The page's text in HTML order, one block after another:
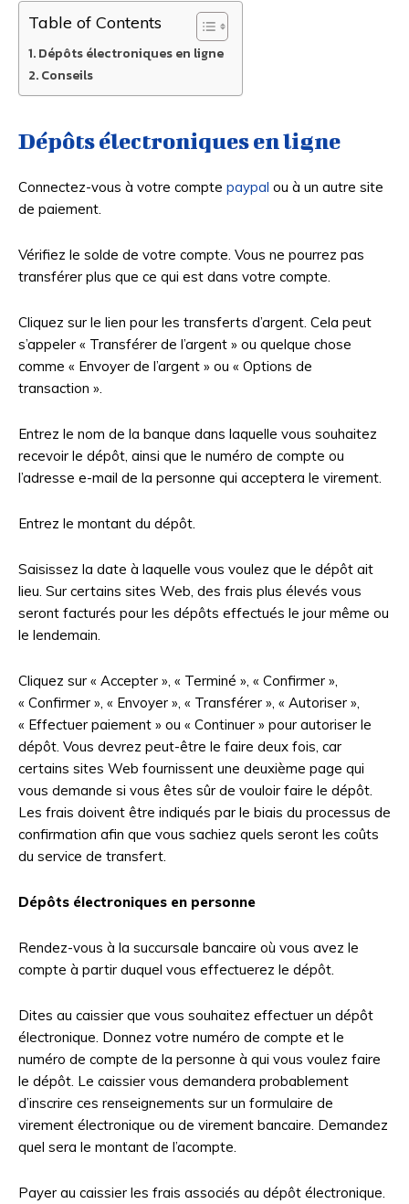
Table of Contents
Dépôts électroniques en ligne
Conseils
Dépôts électroniques en ligne
Connectez-vous à votre compte paypal ou à un autre site
de paiement.
Vérifiez le solde de votre compte. Vous ne pourrez pas
transférer plus que ce qui est dans votre compte.
Cliquez sur le lien pour les transferts d’argent. Cela peut
s’appeler « Transférer de l’argent » ou quelque chose
comme « Envoyer de l’argent » ou « Options de
transaction ».
Entrez le nom de la banque dans laquelle vous souhaitez
recevoir le dépôt, ainsi que le numéro de compte ou
l’adresse e-mail de la personne qui acceptera le virement.
Entrez le montant du dépôt.
Saisissez la date à laquelle vous voulez que le dépôt ait
lieu. Sur certains sites Web, des frais plus élevés vous
seront facturés pour les dépôts effectués le jour même ou
le lendemain.
Cliquez sur « Accepter », « Terminé », « Confirmer »,
« Confirmer », « Envoyer », « Transférer », « Autoriser »,
« Effectuer paiement » ou « Continuer » pour autoriser le
dépôt. Vous devrez peut-être le faire deux fois, car
certains sites Web fournissent une deuxième page qui
vous demande si vous êtes sûr de vouloir faire le dépôt.
Les frais doivent être indiqués par le biais du processus de
confirmation afin que vous sachiez quels seront les coûts
du service de transfert.
Dépôts électroniques en personne
Rendez-vous à la succursale bancaire où vous avez le
compte à partir duquel vous effectuerez le dépôt.
Dites au caissier que vous souhaitez effectuer un dépôt
électronique. Donnez votre numéro de compte et le
numéro de compte de la personne à qui vous voulez faire
le dépôt. Le caissier vous demandera probablement
d’inscrire ces renseignements sur un formulaire de
virement électronique ou de virement bancaire. Demandez
quel sera le montant de l’acompte.
Payer au caissier les frais associés au dépôt électronique.